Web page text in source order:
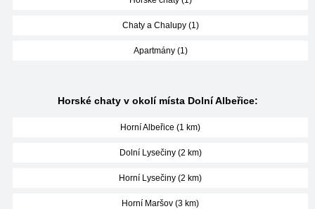
Chaty a Chalupy (1)
Apartmány (1)
Horské chaty v okolí místa Dolní Albeřice:
Horní Albeřice (1 km)
Dolní Lysečiny (2 km)
Horní Lysečiny (2 km)
Horní Maršov (3 km)